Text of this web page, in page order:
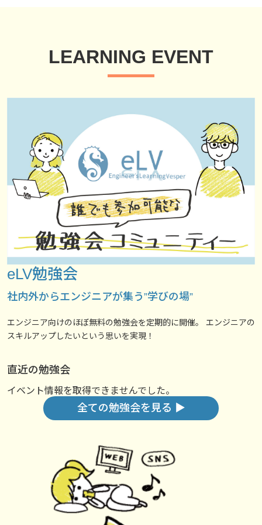
LEARNING EVENT
eLV勉強会
社内外からエンジニアが集う”学びの場”
エンジニア向けのほぼ無料の勉強会を定期的に開催。 エンジニアの
スキルアップしたいという思いを実現！
直近の勉強会
イベント情報を取得できませんでした。
全ての勉強会を見る ▶︎